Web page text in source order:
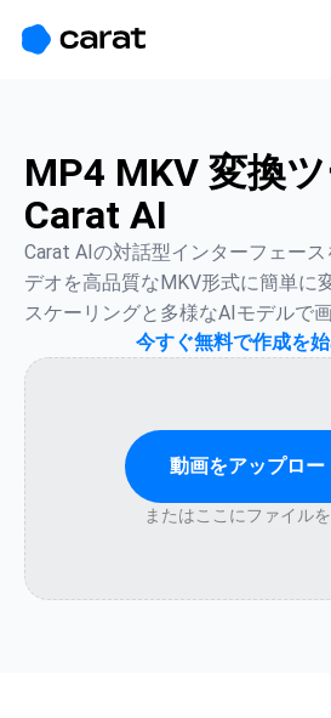
MP4 MKV 変換
Carat AI
Carat AIの対話型インターフェー
デオを高品質なMKV形式に簡単に
スケーリングと多様なAIモデルで
今すぐ無料で作成を始
動画をアップロー
またはここにファイル